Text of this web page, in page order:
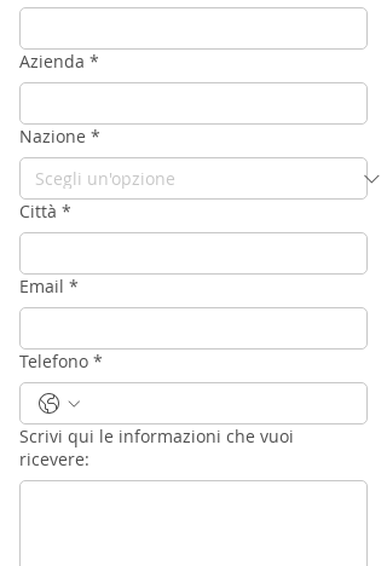
Azienda *
Nazione *
Città *
Email *
Telefono *
Scrivi qui le informazioni che vuoi
ricevere: